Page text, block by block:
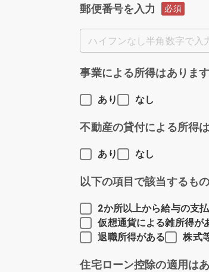
郵便番号を入力 必須
ハイフンなし半角数字で入
事業による所得はありま
あり なし
不動産の貸付による所得
あり なし
以下の項目で該当するも
2か所以上から給与の支
仮想通貨による雑所得が
退職所得がある
株式
住宅ローン控除の適用は